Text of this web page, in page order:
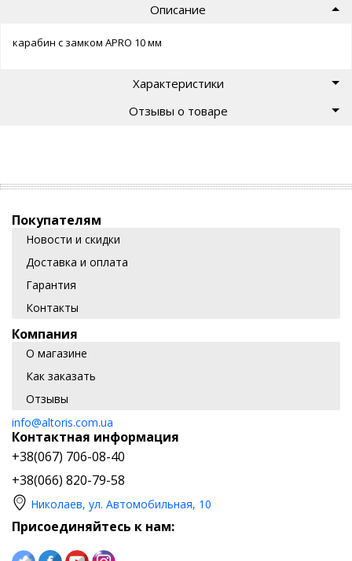
Описание
карабин с замком APRO 10 мм
Характеристики
Отзывы о товаре
Покупателям
Новости и скидки
Доставка и оплата
Гарантия
Контакты
Компания
О магазине
Как заказать
Отзывы
info@altoris.com.ua
Контактная информация
+38(067) 706-08-40
+38(066) 820-79-58
Николаев, ул. Автомобильная, 10
Присоединяйтесь к нам: